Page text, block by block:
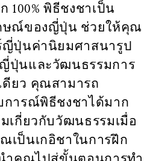
100% พิธีชงชาเป็น
ษณ์ของญี่ปุ่น ช่วยให้คุณ
ญี่ปุ่นค่านิยมศาสนารูป
ปุ่นและวัฒนธรรมการ
ยว คุณสามารถ
การณ์พิธีชงชาได้มาก
เกี่ยวกับวัฒนธรรมเมื่อ
เป็นเกอิชาในการฝึก